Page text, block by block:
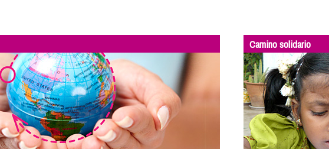
Camino solidario